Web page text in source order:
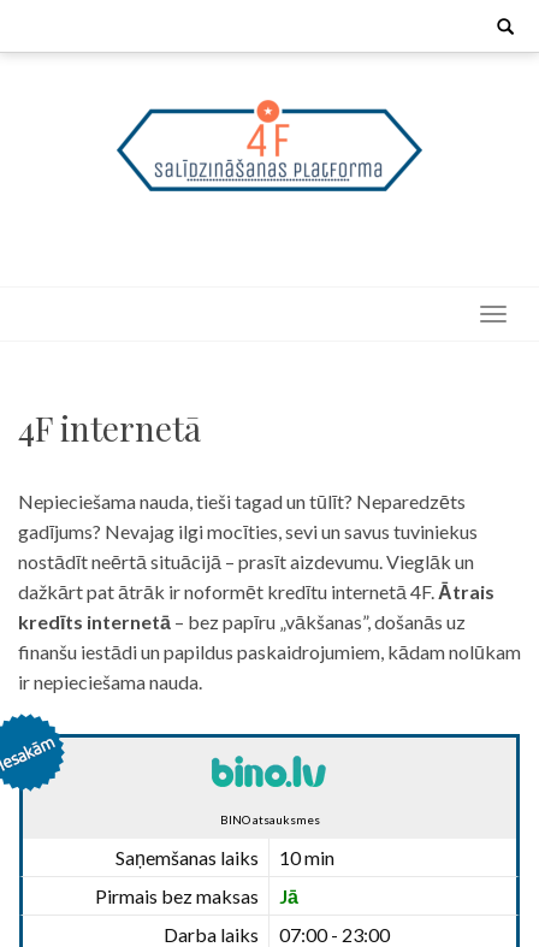
Search
4F internetā
Nepieciešama nauda, tieši tagad un tūlīt? Neparedzēts
gadījums? Nevajag ilgi mocīties, sevi un savus tuviniekus
nostādīt neērtā situācijā – prasīt aizdevumu. Vieglāk un
dažkārt pat ātrāk ir noformēt kredītu internetā 4F. Ātrais
kredīts internetā – bez papīru „vākšanas”, došanās uz
finanšu iestādi un papildus paskaidrojumiem, kādam nolūkam
ir nepieciešama nauda.
BINO atsauksmes
Saņemšanas laiks
10 min
Pirmais bez maksas
Jā
Darba laiks
07:00 - 23:00